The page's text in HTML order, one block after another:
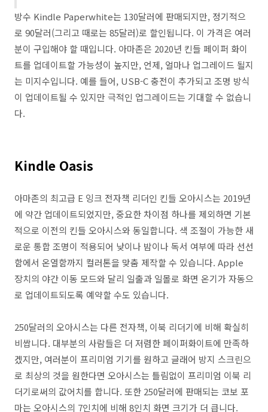
방수 Kindle Paperwhite는 130달러에 판매되지만, 정기적으
로 90달러(그리고 때로는 85달러)로 할인됩니다. 이 가격은 여러
분이 구입해야 할 때입니다. 아마존은 2020년 킨들 페이퍼 화이
트를 업데이트할 가능성이 높지만, 언제, 얼마나 업그레이드 될지
는 미지수입니다. 예를 들어, USB-C 충전이 추가되고 조명 방식
이 업데이트될 수 있지만 극적인 업그레이드는 기대할 수 없습니
다.
Kindle Oasis
아마존의 최고급 E 잉크 전자책 리더인 킨들 오아시스는 2019년
에 약간 업데이트되었지만, 중요한 차이점 하나를 제외하면 기본
적으로 이전의 킨들 오아시스와 동일합니다. 색 조절이 가능한 새
로운 통합 조명이 적용되어 낮이나 밤이나 독서 여부에 따라 선선
함에서 온열함까지 컬러톤을 맞춤 제작할 수 있습니다. Apple
장치의 야간 이동 모드와 달리 일출과 일몰로 화면 온기가 자동으
로 업데이트되도록 예약할 수도 있습니다.
250달러의 오아시스는 다른 전자책, 이북 리더기에 비해 확실히
비쌉니다. 대부분의 사람들은 더 저렴한 페이퍼화이트에 만족하
겠지만, 여러분이 프리미엄 기기를 원하고 글래어 방지 스크린으
로 최상의 것을 원한다면 오아시스는 틀림없이 프리미엄 이북 리
더기로써의 값어치를 합니다. 또한 250달러에 판매되는 코보 포
마는 오아시스의 7인치에 비해 8인치 화면 크기가 더 큽니다.